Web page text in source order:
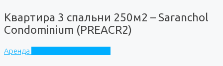
Квартира 3 спальни 250м2 – Saranchol
Condominium (PREACR2)
Аренда